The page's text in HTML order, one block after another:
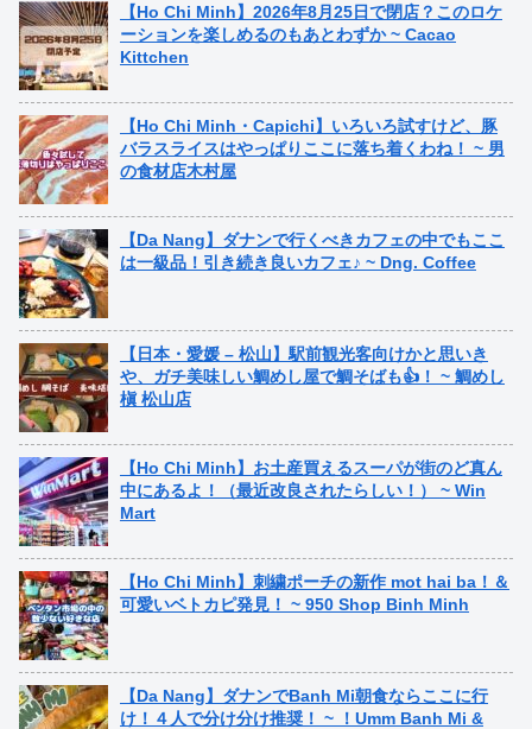
【Ho Chi Minh】2026年8月25日で閉店？このロケ
ーションを楽しめるのもあとわずか ~ Cacao
Kittchen
【Ho Chi Minh・Capichi】いろいろ試すけど、豚
バラスライスはやっぱりここに落ち着くわね！ ~ 男
の食材店木村屋
【Da Nang】ダナンで行くべきカフェの中でもここ
は一級品！引き続き良いカフェ♪ ~ Dng. Coffee
【日本・愛媛 – 松山】駅前観光客向けかと思いき
や、ガチ美味しい鯛めし屋で鯛そばも👍！ ~ 鯛めし
槇 松山店
【Ho Chi Minh】お土産買えるスーパが街のど真ん
中にあるよ！（最近改良されたらしい！） ~ Win
Mart
【Ho Chi Minh】刺繍ポーチの新作 mot hai ba！＆
可愛いベトカピ発見！ ~ 950 Shop Binh Minh
【Da Nang】ダナンでBanh Mi朝食ならここに行
け！４人で分け分け推奨！ ~ ！Umm Banh Mi &